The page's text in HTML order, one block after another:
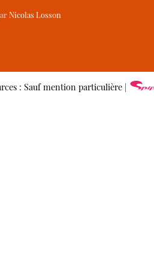
Nicolas Losson
: Sauf mention particulière |